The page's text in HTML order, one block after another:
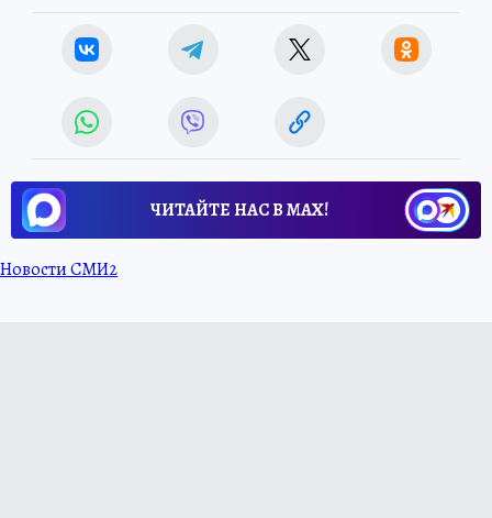
ЧИТАЙТЕ НАС В МАХ!
Новости СМИ2